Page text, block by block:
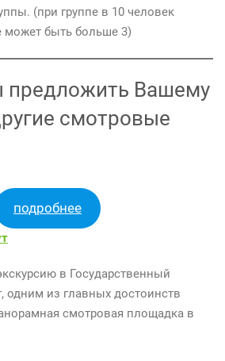
(при группе в 10 человек
может быть больше 3)
предложить Вашему
смотровые
подробнее
в Государственный
одним из главных достоинств
смотровая площадка в